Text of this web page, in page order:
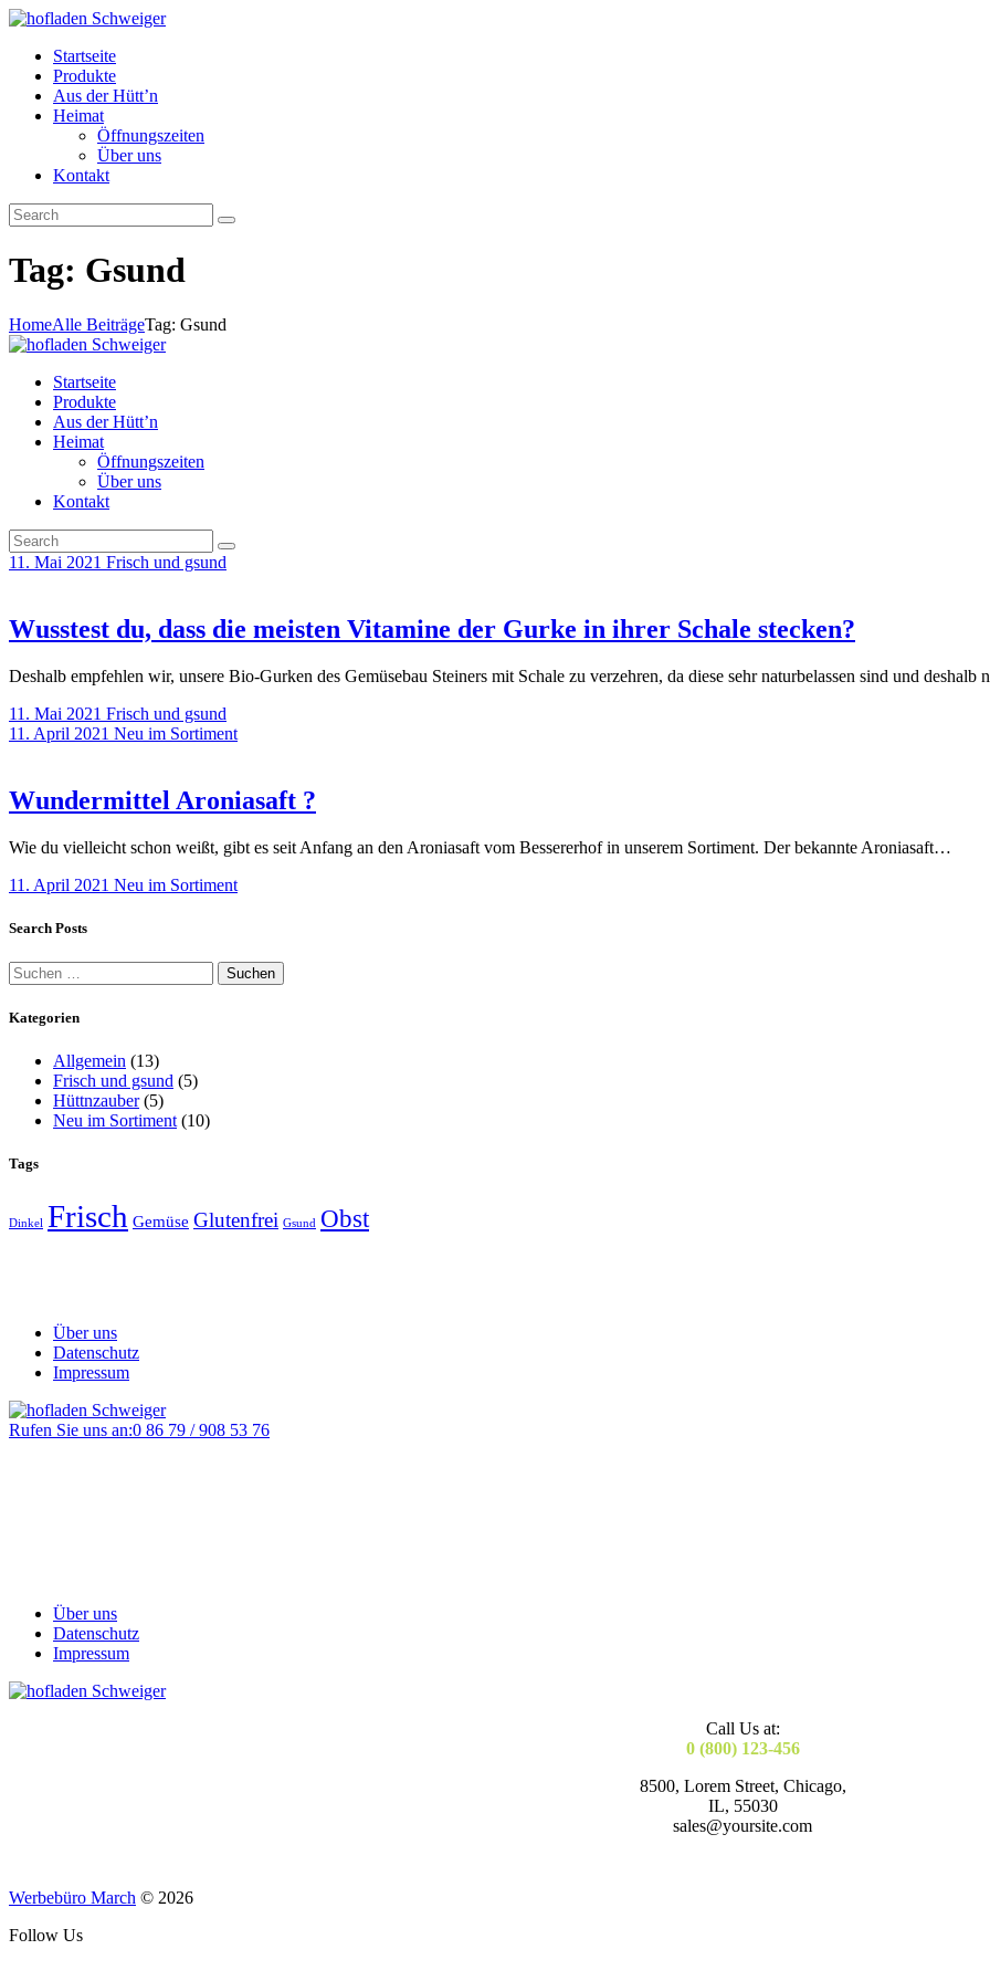
Startseite
Produkte
Aus der Hütt’n
Heimat
Öffnungszeiten
Über uns
Kontakt
Tag: Gsund
HomeAlle BeiträgeTag: Gsund
Startseite
Produkte
Aus der Hütt’n
Heimat
Öffnungszeiten
Über uns
Kontakt
11. Mai 2021 Frisch und gsund
Wusstest du, dass die meisten Vitamine der Gurke in ihrer Schale stecken?
Deshalb empfehlen wir, unsere Bio-Gurken des Gemüsebau Steiners mit Schale zu verzehren, da diese sehr naturbelassen sind und deshalb
11. Mai 2021 Frisch und gsund
11. April 2021 Neu im Sortiment
Wundermittel Aroniasaft ?
Wie du vielleicht schon weißt, gibt es seit Anfang an den Aroniasaft vom Bessererhof in unserem Sortiment. Der bekannte Aroniasaft…
11. April 2021 Neu im Sortiment
Search Posts
Suchen
nach:
Kategorien
Allgemein (13)
Frisch und gsund (5)
Hüttnzauber(5)
Neu im Sortiment (10)
Tags
Dinkel Frisch Gemüse Glutenfrei Gsund Obst
Über uns
Datenschutz
Impressum
Rufen Sie uns an:0 86 79 / 908 53 76
Über uns
Datenschutz
Impressum
Call Us at:
0 (800) 123-456
8500, Lorem Street, Chicago,
IL, 55030
sales@yoursite.com
Werbebüro March © 2026
Follow Us